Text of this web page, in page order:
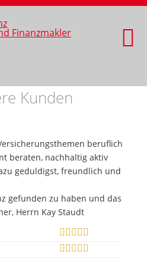
Kunden
beruflich
beraten, nachhaltig aktiv
geduldigst, freundlich und
gefunden zu haben und das
Herrn Kay Staudt